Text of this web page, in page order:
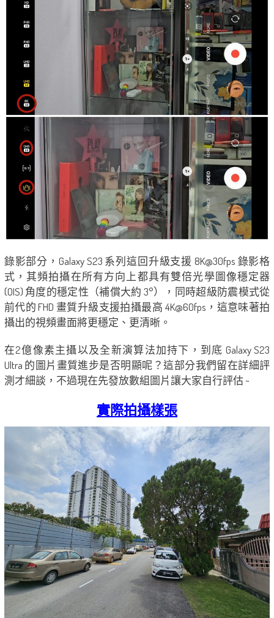
錄影部分，Galaxy S23 系列這回升級支援 8K@30fps 錄影格
式，其頻拍攝在所有方向上都具有雙倍光學圖像穩定器
(OIS) 角度的穩定性（補償大約 3°），同時超級防震模式從
前代的 FHD 畫質升級支援拍攝最高 4K@60fps，這意味著拍
攝出的視頻畫面將更穩定、更清晰。
在2億像素主攝以及全新演算法加持下，到底 Galaxy S23
Ultra 的圖片畫質進步是否明顯呢？這部分我們留在詳細評
測才細談，不過現在先發放數組圖片讓大家自行評估 ~
實際拍攝樣張